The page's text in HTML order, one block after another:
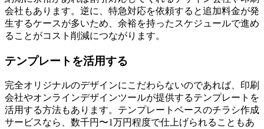
会社もあります。逆に、特急対応を依頼すると追加料金が発
生するケースが多いため、余裕を持ったスケジュールで進め
ることがコスト削減につながります。
テンプレートを活用する
完全オリジナルのデザインにこだわらないのであれば、印刷
会社やオンラインデザインツールが提供するテンプレートを
活用する方法もあります。テンプレートベースのチラシ作成
サービスなら、数千円〜1万円程度で仕上げられることもあ